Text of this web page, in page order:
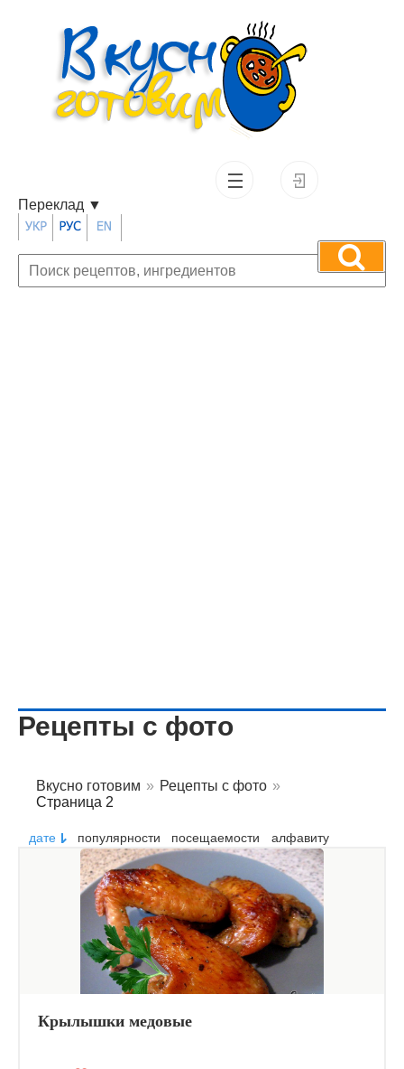
Переклад ▼
Рецепты с фото
Вкусно готовим » Рецепты с фото »
Страница 2
дате популярности посещаемости алфавиту
Крылышки медовые